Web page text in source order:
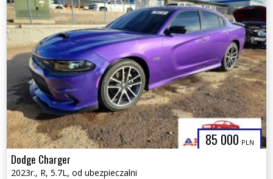
85 000 PLN
Dodge Charger
2023r., R, 5.7L, od ubezpieczalni